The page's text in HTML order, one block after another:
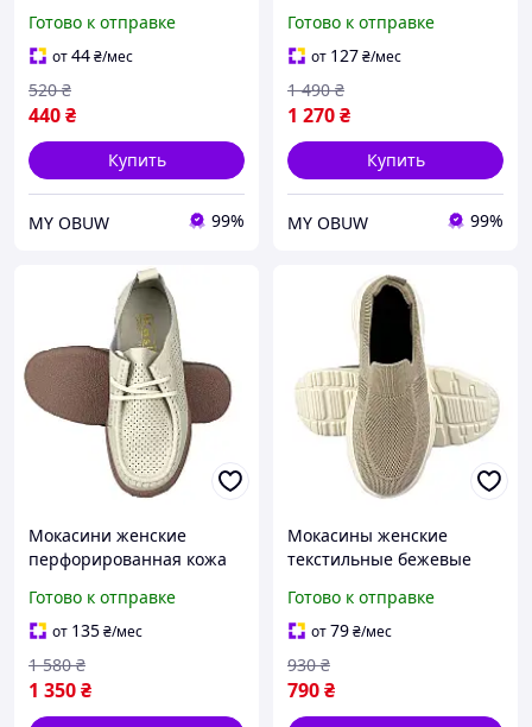
Готово к отправке
от44₴/мес
440₴
520 ₴
Купить
MY OBUW 99%
Готово к отправке
от 127₴/мес
1 270₴
1 490 ₴
Купить
MY OBUW 99%
Мокасини женские
перфорированная кожа
Готово к отправке
от 135₴/мес
1 350₴
1 580 ₴
Мокасины женские
текстильные бежевые
Готово к отправке
от79₴/мес
790₴
930 ₴